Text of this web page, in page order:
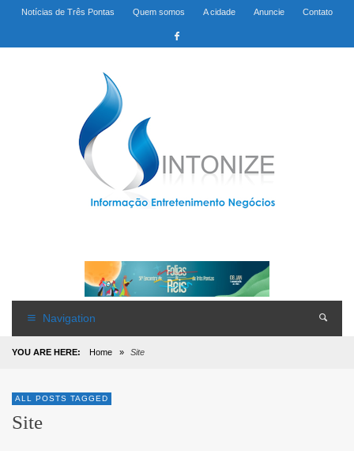
Notícias de Três Pontas Quem somos A cidade Anuncie Contato
Navigation
YOU ARE HERE: Home » Site
ALL POSTS TAGGED
Site